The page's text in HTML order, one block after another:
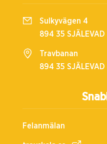
Felanmälan
Sulkyvägen 4
894 35 SJÄLEVAD
Travbanan
894 35 SJÄLEVAD